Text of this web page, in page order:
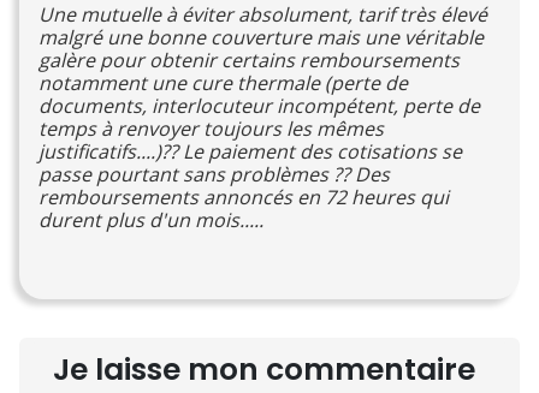
Une mutuelle à éviter absolument, tarif très élevé
malgré une bonne couverture mais une véritable
galère pour obtenir certains remboursements
notamment une cure thermale (perte de
documents, interlocuteur incompétent, perte de
temps à renvoyer toujours les mêmes
justificatifs....)?? Le paiement des cotisations se
passe pourtant sans problèmes ?? Des
remboursements annoncés en 72 heures qui
durent plus d'un mois.....
Je laisse mon commentaire